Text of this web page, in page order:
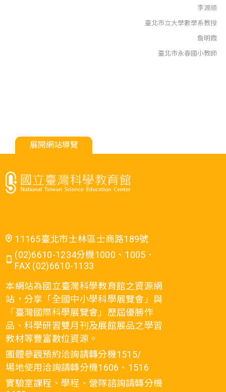
李源順
臺北市立大學數學系教授
詹明霞
臺北市永春國小教師
展開網站導覽
11165臺北市士林區士商路189號
(02)6610-1234分機1000、1005．
FAX (02)6610-1133
本網站為國立臺灣科學教育館之資源網
站，分享「全國中小學科學展覽會」與
「臺灣國際科學展覽會」歷屆優勝作
品、科學研習雙月刊及展館展品之學習
教材等豐富數位資源。
團體參觀預約洽詢請轉分機1515/
場地使用洽詢請轉分機1606、1516
實驗室課程、學程、營隊諮詢請轉分機